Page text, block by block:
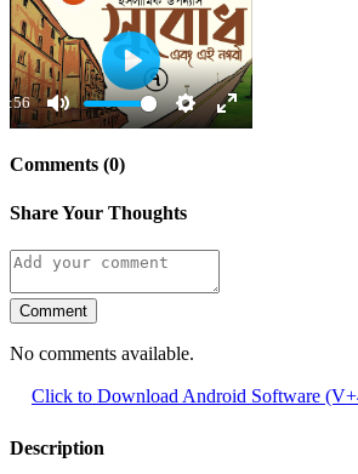
Mute Settings
Enter
Play
Comments (0)
Share Your Thoughts
Comment
No comments available.
Click to Download Android Software (V+4)
Description